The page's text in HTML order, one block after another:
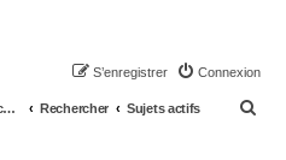
Connexion
S’enregistrer
Accueil forum 2cv-legende.com Rechercher Sujets actifs